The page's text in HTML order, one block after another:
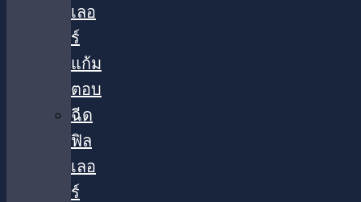
เลอ
ร์
แก้ม
ตอบ
ฉีด
ฟิล
เลอ
ร์